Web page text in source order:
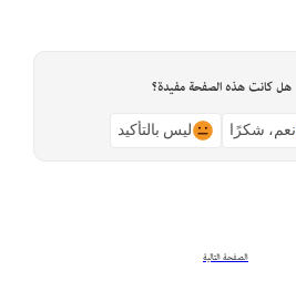
هل كانت هذه الصفحة مفيدة؟
نعم، شكرًا ليس بالتأكيد
الصفحة التالية